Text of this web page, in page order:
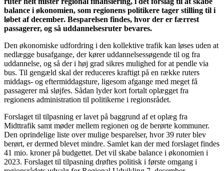
balance i økonomien, som regionens politikere tager stilling til i
løbet af december. Besparelsen findes, hvor der er færrest
passagerer, og så uddannelsesruter bevares.
Den økonomiske udfordring i den kollektive trafik kan løses uden at
nedlægge busafgange, der kører uddannelsessøgende til og fra
uddannelse, og så der i høj grad sikres mulighed for at pendle via
bus. Til gengæld skal der reduceres kraftigt på en række ruters
middags- og eftermiddagsture, ligesom afgange med meget få
passagerer må sløjfes. Sådan lyder kort fortalt oplægget fra
regionens administration til politikerne i regionsrådet.
Forslaget til tilpasning er lavet på baggrund af et oplæg fra
Midttrafik samt møder mellem regionen og de berørte kommuner.
Den oprindelige liste over mulige besparelser, hvor 39 ruter blev
berørt, er dermed blevet mindre. Samlet kan der med forslaget findes
41 mio. kroner på budgettet. Det vil skabe balance i økonomien i
2023. Forslaget til tilpasning drøftes politisk i første omgang i